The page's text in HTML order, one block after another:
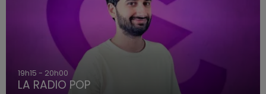
19h15 - 20h00
LA RADIO POP